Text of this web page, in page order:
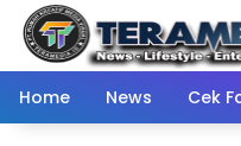
Skip
content
Home
News Cek